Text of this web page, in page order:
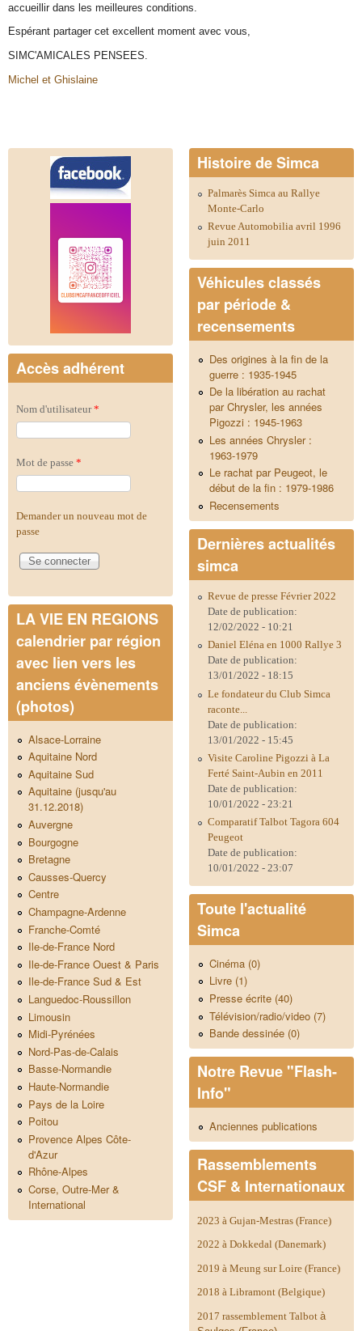
accueillir dans les meilleures conditions.
Espérant partager cet excellent moment avec vous,
SIMC'AMICALES PENSEES.
Michel et Ghislaine
Accès adhérent
Nom d'utilisateur*
Mot de passe *
Demander un nouveau mot de
passe
LA VIE EN REGIONS
calendrier par région
avec lien vers les
anciens évènements
(photos)
Alsace-Lorraine
Aquitaine Nord
Aquitaine Sud
Aquitaine (jusqu'au
31.12.2018)
Auvergne
Bourgogne
Bretagne
Causses-Quercy
Centre
Champagne-Ardenne
Franche-Comté
Ile-de-France Nord
Ile-de-France Ouest & Paris
Ile-de-France Sud & Est
Languedoc-Roussillon
Limousin
Midi-Pyrénées
Nord-Pas-de-Calais
Basse-Normandie
Haute-Normandie
Pays de la Loire
Poitou
Provence Alpes Côte-
d'Azur
Rhône-Alpes
Corse, Outre-Mer &
International
Histoire de Simca
Palmarès Simca au Rallye
Monte-Carlo
Revue Automobilia avril 1996
juin 2011
Véhicules classés
par période &
recensements
Des origines à la fin de la
guerre : 1935-1945
De la libération au rachat
par Chrysler, les années
Pigozzi : 1945-1963
Les années Chrysler :
1963-1979
Le rachat par Peugeot, le
début de la fin : 1979-1986
Recensements
Dernières actualités
simca
Revue de presse Février 2022
Date de publication:
12/02/2022 - 10:21
Daniel Eléna en 1000 Rallye 3
Date de publication:
13/01/2022 - 18:15
Le fondateur du Club Simca
raconte...
Date de publication:
13/01/2022 - 15:45
Visite Caroline Pigozzi à La
Ferté Saint-Aubin en 2011
Date de publication:
10/01/2022 - 23:21
Comparatif Talbot Tagora 604
Peugeot
Date de publication:
10/01/2022 - 23:07
Toute l'actualité
Simca
Cinéma (0)
Livre (1)
Presse écrite (40)
Télévision/radio/video (7)
Bande dessinée (0)
Notre Revue "Flash-
Info"
Anciennes publications
Rassemblements
CSF & Internationaux
2023 à Gujan-Mestras (France)
2022 à Dokkedal (Danemark)
2019 à Meung sur Loire (France)
2018 à Libramont (Belgique)
2017 rassemblement Talbot à